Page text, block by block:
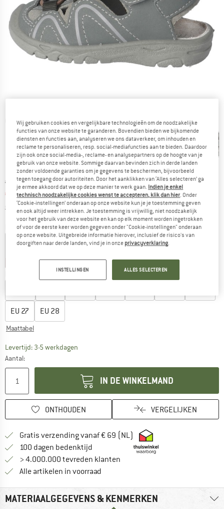
Gedetailleerde foto's
Oorspronkelijke prijs :
€ 69,95
Prijs:
€ 38,47 incl. BTW
excl. VerzendkostenInformatie over de verzendkosten. Opent in een
Kleur:Salbei / Eukalyptus
-45%
EU 27 EU 28
Maattabel
Levertijd: 3-5 werkdagen
Aantal:
IN DE WINKELMAND
ONTHOUDEN VERGELIJKEN
Gratis verzending vanaf € 69 (NL) Vind hier de
100 dagen bedenktijd Vind de betalingsinformatie hier!
> 4.000.000 tevreden klanten
Alle artikelen in voorraad
MATERIAALGEGEVENS & KENMERKEN
Wij gebruiken cookies en vergelijkbare technologieën om de noodzakelijke
functies van onze website te garanderen. Bovendien bieden we bijkomende
diensten en functies aan, analyseren we ons dataverkeer, om inhouden en
reclame te personaliseren, resp. social-mediafuncties aan te bieden. Daardoor
zijn ook onze social-media-, reclame- en analysepartners op de hoogte van je
gebruik van onze website. Sommige daarvan bevinden zich in derde landen
zonder voldoende garanties om je gegevens te beschermen, bijvoorbeeld
tegen toegang door autoriteiten. Door het aanklikken van ‘Alles selecteren’ ga
je ermee akkoord dat we op deze manier te werk gaan. Indien je enkel
technisch noodzakelijke cookies wenst te accepteren, klik dan hier. Onder
‘Cookie-instellingen’ onderaan op onze website kun je je toestemming geven
en ook altijd weer intrekken. Je toestemming is vrijwillig, niet noodzakelijk
voor het gebruik van deze website en kan op elk moment worden ingetrokken
of voor de eerste keer worden gegeven onder "Cookie-instellingen" onderaan
op onze website. Uitgebreide informatie hierover, inclusief de risico's van
doorgiften naar derde landen, vind je in onze privacyverklaring.
INSTELLINGEN ALLES SELECTEREN